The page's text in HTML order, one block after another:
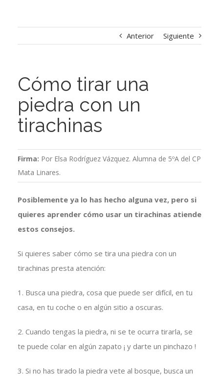
Anterior Siguiente
Cómo tirar una
piedra con un
tirachinas
Firma: Por Elsa Rodríguez Vázquez. Alumna de 5ºA del CP
Mata Linares.
Posiblemente ya lo has hecho alguna vez, pero si
quieres aprender cómo usar un tirachinas atiende
estos consejos.
Si quieres saber cómo se tira una piedra con un
tirachinas presta atención:
1. Busca una piedra, cosa que puede ser difícil, en tu
casa, en tu coche o en algún sitio a oscuras.
2. Cuando tengas la piedra, ni se te ocurra tirarla, se
te puede colar en algún zapato ¡ y darte un pinchazo !
3. Si no has tirado la piedra vete al bosque, busca un